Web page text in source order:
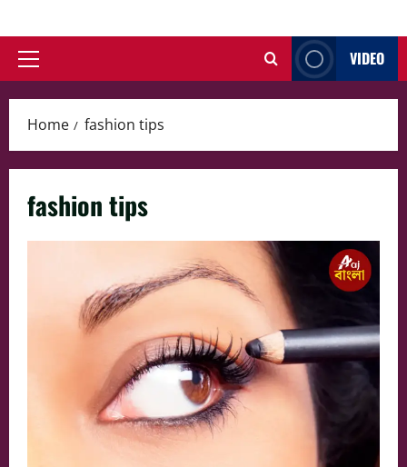
to
contentPrimary
VIDEO
Home fashion tips
fashion tips